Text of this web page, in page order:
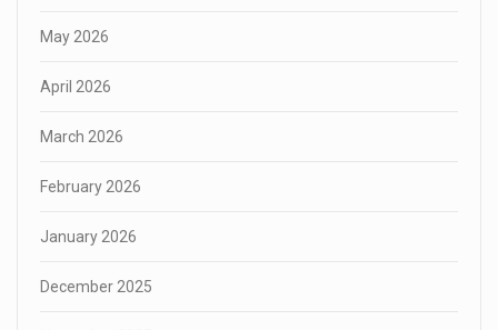
May 2026
April 2026
March 2026
February 2026
January 2026
December 2025